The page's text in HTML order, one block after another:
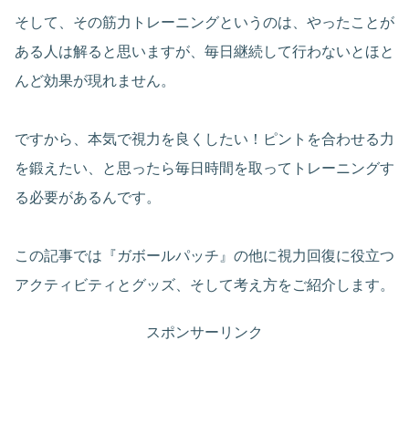
そして、その筋力トレーニングというのは、やったことが
ある人は解ると思いますが、毎日継続して行わないとほと
んど効果が現れません。
ですから、本気で視力を良くしたい！ピントを合わせる力
を鍛えたい、と思ったら毎日時間を取ってトレーニングす
る必要があるんです。
この記事では『ガボールパッチ』の他に視力回復に役立つ
アクティビティとグッズ、そして考え方をご紹介します。
スポンサーリンク